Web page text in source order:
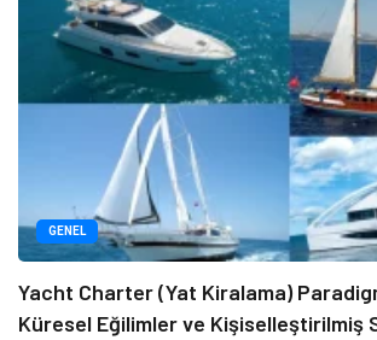
GENEL
Yacht Charter (Yat Kiralama)
Küresel Eğilimler ve Kişiselleştirilmiş